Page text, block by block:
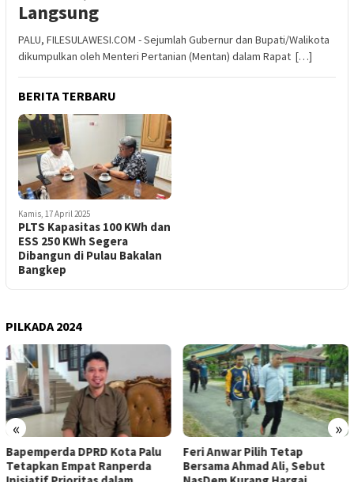
Langsung
PALU, FILESULAWESI.COM - Sejumlah Gubernur dan Bupati/Walikota
dikumpulkan oleh Menteri Pertanian (Mentan) dalam Rapat […]
BERITA TERBARU
Kamis, 17 April 2025
PLTS Kapasitas 100 KWh dan
ESS 250 KWh Segera
Dibangun di Pulau Bakalan
Bangkep
PILKADA 2024
« »
Feri Anwar Pilih Tetap
Bersama Ahmad Ali, Sebut
Pengurus Inti DPW Partai
Nasdem Sulteng Resmi